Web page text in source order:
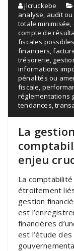
jlcruckebe
analyse audit
totale minimisée
compte de
fiscales possibles
financiers ,
trésorerie
informations
pénalités ou
fiscale
réglementations
tendances ,
La
enjeu
La
étroitement
gestion
est
financières
est l’étude